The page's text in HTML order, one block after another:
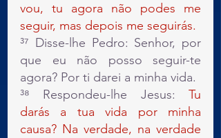
vou, tu agora não podes me
seguir, mas depois me seguirás.
³⁷ Disse-lhe Pedro: Senhor, por
que eu não posso seguir-te
agora? Por ti darei a minha vida.
³⁸ Respondeu-lhe Jesus: Tu
darás a tua vida por minha
causa? Na verdade, na verdade